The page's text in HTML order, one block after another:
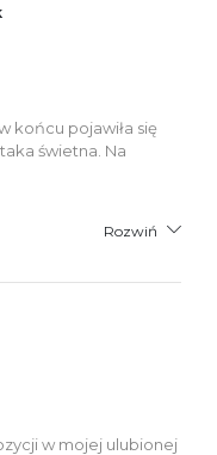
końcu pojawiła się
świetna. Na
Rozwiń
w mojej ulubionej